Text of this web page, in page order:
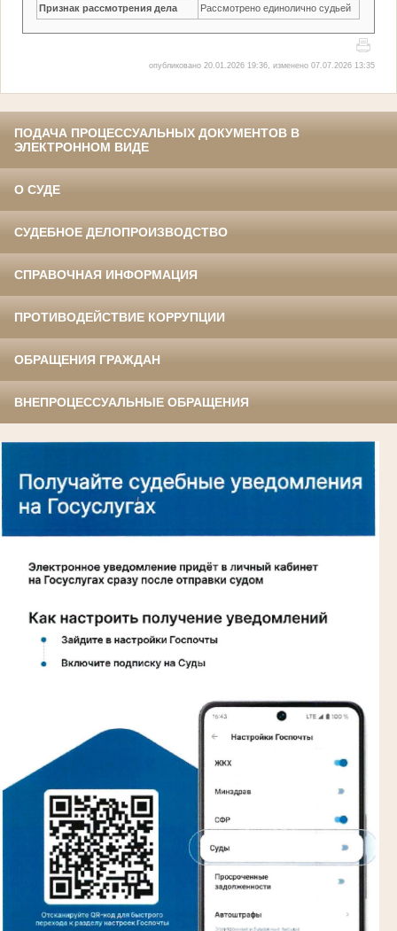
Признак рассмотрения дела Рассмотрено единолично судьей
опубликовано 20.01.2026 19:36, изменено 07.07.2026 13:35
ПОДАЧА ПРОЦЕССУАЛЬНЫХ ДОКУМЕНТОВ В
ЭЛЕКТРОННОМ ВИДЕ
О СУДЕ
СУДЕБНОЕ ДЕЛОПРОИЗВОДСТВО
СПРАВОЧНАЯ ИНФОРМАЦИЯ
ПРОТИВОДЕЙСТВИЕ КОРРУПЦИИ
ОБРАЩЕНИЯ ГРАЖДАН
ВНЕПРОЦЕССУАЛЬНЫЕ ОБРАЩЕНИЯ